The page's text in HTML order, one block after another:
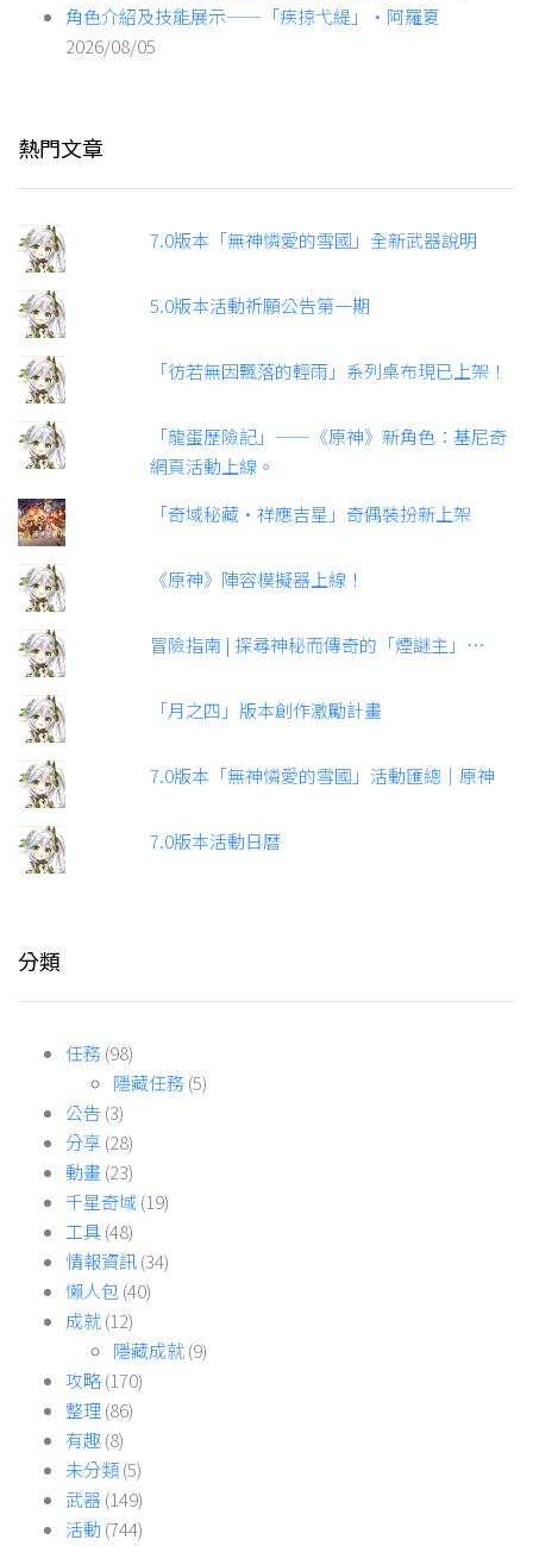
角色介紹及技能展示——「疾掠弋緹」·阿羅夏
2026/08/05
熱門文章
7.0版本「無神憐愛的雪國」全新武器說明
5.0版本活動祈願公告第一期
「彷若無因飄落的輕雨」系列桌布現已上架！
「龍蛋歷險記」——《原神》新角色：基尼奇
網頁活動上線。
「奇域秘藏·祥應吉星」奇偶裝扮新上架
《原神》陣容模擬器上線！
冒險指南 | 探尋神秘而傳奇的「煙謎主」…
「月之四」版本創作激勵計畫
7.0版本「無神憐愛的雪國」活動匯總｜原神
7.0版本活動日曆
分類
任務 (98)
隱藏任務 (5)
公告 (3)
分享(28)
動畫(23)
千星奇域 (19)
工具(48)
情報資訊(34)
懶人包(40)
成就(12)
隱藏成就(9)
攻略(170)
整理(86)
有趣(8)
未分類(5)
武器(149)
活動 (744)